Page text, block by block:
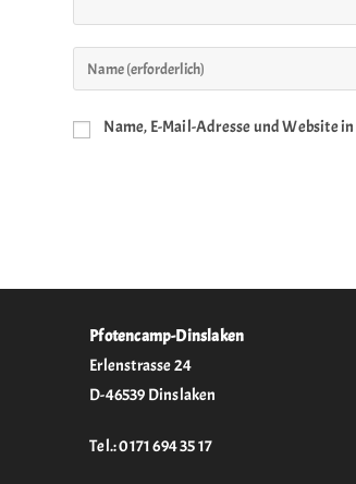
Name, E-Mail-Adresse und Website
Pfotencamp-Dinslaken
Erlenstrasse 24
D-46539 Dinslaken
Tel.: 0171 694 35 17